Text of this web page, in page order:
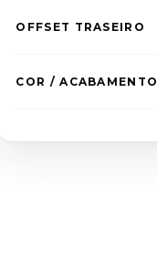
OFFSET TRASEIRO
COR / ACABAMENTO